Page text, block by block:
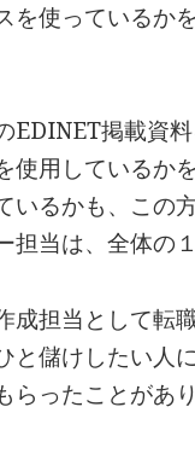
を使っているか
EDINET掲載資
使用しているか
いるかも、この
当は、全体の
成担当として転
儲けしたい人
らったことがあ